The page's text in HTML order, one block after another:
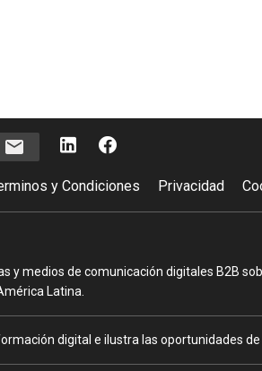
y Condiciones Privacidad
y medios de comunicación digitales B2B
Latina.
digital e ilustra las oportunidades